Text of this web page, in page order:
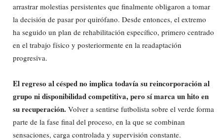
arrastrar molestias persistentes que finalmente obligaron a tomar
la decisión de pasar por quirófano. Desde entonces, el extremo
ha seguido un plan de rehabilitación específico, primero centrado
en el trabajo físico y posteriormente en la readaptación
progresiva.
El regreso al césped no implica todavía su reincorporación al
grupo ni disponibilidad competitiva, pero sí marca un hito en
su recuperación. Volver a sentirse futbolista sobre el verde forma
parte de la fase final del proceso, en la que se combinan
sensaciones, carga controlada y supervisión constante.